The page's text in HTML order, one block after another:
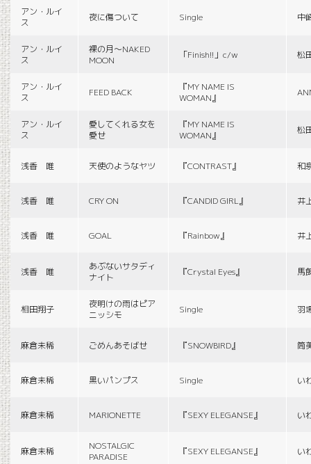
アン・ルイ
ス
夜に傷ついて Single 中
アン・ルイ
ス
裸の月〜NAKED
MOON
「Finish!!」c/w 松
アン・ルイ
ス
FEED BACK
『MY NAME IS
WOMAN』
アン・ルイ
ス
愛してくれる女を
愛せ
『MY NAME IS
WOMAN』
松
浅香 唯 天使のようなヤツ 『CONTRAST』 和
浅香 唯 CRY ON 『CANDID GIRL』 井
浅香 唯 GOAL 『Rainbow』 井
浅香 唯
あぶないサタディ
ナイト
『Crystal Eyes』 馬
相田翔子
夜明けの雨はピア
ニッシモ
Single 羽
麻倉未稀 ごめんあそばせ 『SNOWBIRD』 筒
麻倉未稀 黒いパンプス Single い
麻倉未稀 MARIONETTE 『SEXY ELEGANSE』 い
麻倉未稀
NOSTALGIC
PARADISE
『SEXY ELEGANSE』 い